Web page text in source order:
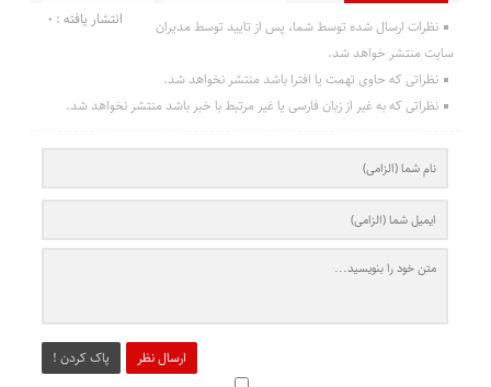
انتشار یافته : 0
نظرات ارسال شده توسط شما، پس از تایید توسط مدیران
سایت منتشر خواهد شد.
نظراتی که حاوی تهمت یا افترا باشد منتشر نخواهد شد.
نظراتی که به غیر از زبان فارسی یا غیر مرتبط با خبر باشد منتشر نخواهد شد.
ارسال نظر پاک کردن !